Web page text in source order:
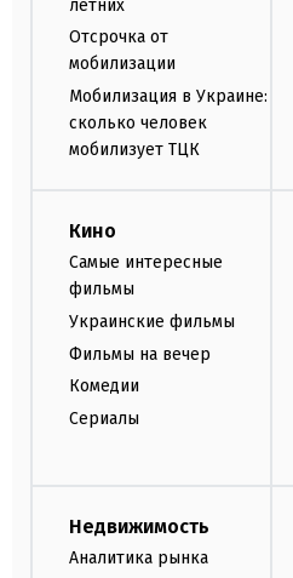
летних
Отсрочка от
мобилизации
Мобилизация в Украине:
сколько человек
мобилизует ТЦК
Кино
Самые интересные
фильмы
Украинские фильмы
Фильмы на вечер
Комедии
Сериалы
Недвижимость
Аналитика рынка